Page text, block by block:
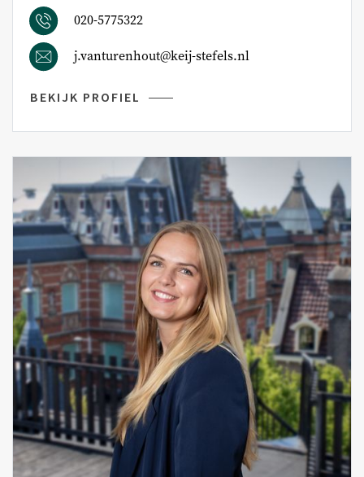
020-5775322
j.vanturenhout@keij-stefels.nl
BEKIJK PROFIEL